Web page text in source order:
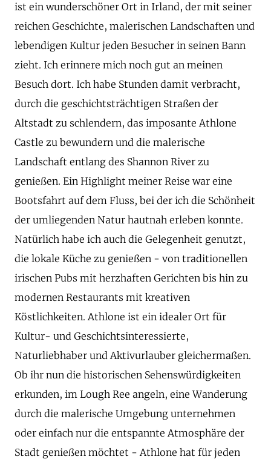
ist ein wunderschöner Ort in Irland, der mit seiner
reichen Geschichte, malerischen Landschaften und
lebendigen Kultur jeden Besucher in seinen Bann
zieht. Ich erinnere mich noch gut an meinen
Besuch dort. Ich habe Stunden damit verbracht,
durch die geschichtsträchtigen Straßen der
Altstadt zu schlendern, das imposante Athlone
Castle zu bewundern und die malerische
Landschaft entlang des Shannon River zu
genießen. Ein Highlight meiner Reise war eine
Bootsfahrt auf dem Fluss, bei der ich die Schönheit
der umliegenden Natur hautnah erleben konnte.
Natürlich habe ich auch die Gelegenheit genutzt,
die lokale Küche zu genießen - von traditionellen
irischen Pubs mit herzhaften Gerichten bis hin zu
modernen Restaurants mit kreativen
Köstlichkeiten. Athlone ist ein idealer Ort für
Kultur- und Geschichtsinteressierte,
Naturliebhaber und Aktivurlauber gleichermaßen.
Ob ihr nun die historischen Sehenswürdigkeiten
erkunden, im Lough Ree angeln, eine Wanderung
durch die malerische Umgebung unternehmen
oder einfach nur die entspannte Atmosphäre der
Stadt genießen möchtet - Athlone hat für jeden